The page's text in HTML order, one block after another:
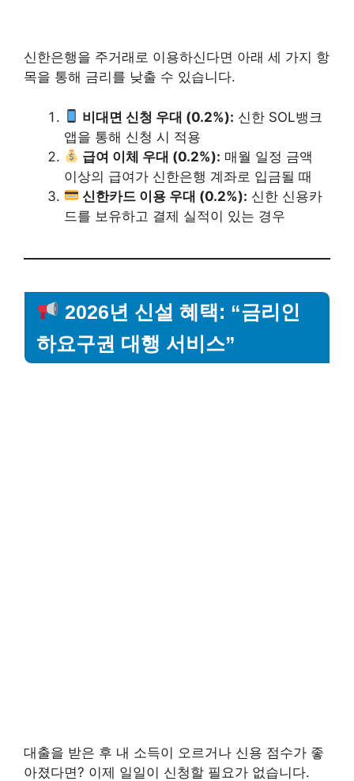
신한은행을 주거래로 이용하신다면 아래 세 가지 항
목을 통해 금리를 낮출 수 있습니다.
비대면 신청 우대 (0.2%): 신한 SOL뱅크
앱을 통해 신청 시 적용
급여 이체 우대 (0.2%): 매월 일정 금액
이상의 급여가 신한은행 계좌로 입금될 때
신한카드 이용 우대 (0.2%): 신한 신용카
드를 보유하고 결제 실적이 있는 경우
2026년 신설 혜택: “금리인
하요구권 대행 서비스”
대출을 받은 후 내 소득이 오르거나 신용 점수가 좋
아졌다면? 이제 일일이 신청할 필요가 없습니다.